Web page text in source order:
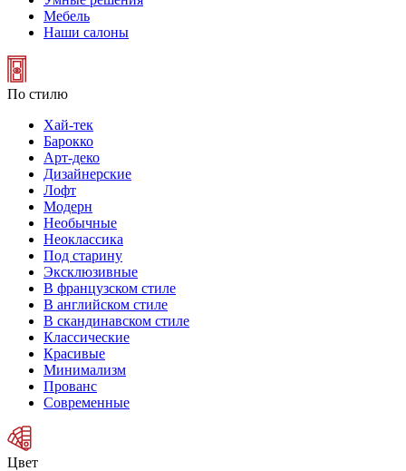
Мебель
Наши салоны
По стилю
Хай-тек
Барокко
Арт-деко
Дизайнерские
Лофт
Модерн
Необычные
Неоклассика
Под старину
Эксклюзивные
В французском стиле
В английском стиле
В скандинавском стиле
Классические
Красивые
Минимализм
Прованс
Современные
Цвет